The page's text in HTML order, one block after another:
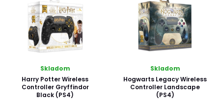
Skladom
Harry Potter Wireless
Controller Gryffindor
Black (PS4)
Skladom
Hogwarts Legacy Wireless
Controller Landscape
(PS4)